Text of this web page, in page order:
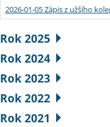
2026-01-05 Zápis z užšího
Rok 2025
Rok 2024
Rok 2023
Rok 2022
Rok 2021